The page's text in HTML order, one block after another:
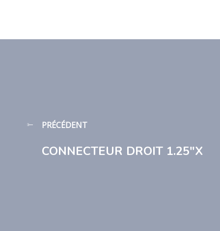
PRÉCÉDENT
CONNECTEUR DROIT 1.25″X